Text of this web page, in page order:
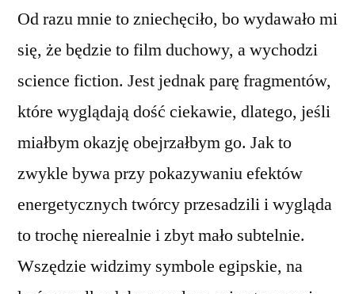
Od razu mnie to zniechęciło, bo wydawało mi
się, że będzie to film duchowy, a wychodzi
science fiction. Jest jednak parę fragmentów,
które wyglądają dość ciekawie, dlatego, jeśli
miałbym okazję obejrzałbym go. Jak to
zwykle bywa przy pokazywaniu efektów
energetycznych twórcy przesadzili i wygląda
to trochę nierealnie i zbyt mało subtelnie.
Wszędzie widzimy symbole egipskie, na